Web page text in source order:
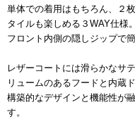
単体での着用はもちろん、２
タイルも楽しめる３WAY仕様。
フロント内側の隠しジップで
レザーコートには滑らかなサ
リュームのあるフードと内蔵
構築的なデザインと機能性が
す。